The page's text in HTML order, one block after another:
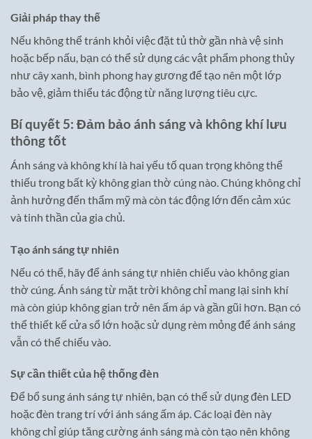
Giải pháp thay thế
Nếu không thể tránh khỏi việc đặt tủ thờ gần nhà vệ sinh
hoặc bếp nấu, bạn có thể sử dụng các vật phẩm phong thủy
như cây xanh, bình phong hay gương để tạo nên một lớp
bảo vệ, giảm thiểu tác động từ năng lượng tiêu cực.
Bí quyết 5: Đảm bảo ánh sáng và không khí lưu
thông tốt
Ánh sáng và không khí là hai yếu tố quan trọng không thể
thiếu trong bất kỳ không gian thờ cúng nào. Chúng không chỉ
ảnh hưởng đến thẩm mỹ mà còn tác động lớn đến cảm xúc
và tinh thần của gia chủ.
Tạo ánh sáng tự nhiên
Nếu có thể, hãy để ánh sáng tự nhiên chiếu vào không gian
thờ cúng. Ánh sáng từ mặt trời không chỉ mang lại sinh khí
mà còn giúp không gian trở nên ấm áp và gần gũi hơn. Bạn có
thể thiết kế cửa sổ lớn hoặc sử dụng rèm mỏng để ánh sáng
vẫn có thể chiếu vào.
Sự cần thiết của hệ thống đèn
Để bổ sung ánh sáng tự nhiên, bạn có thể sử dụng đèn LED
hoặc đèn trang trí với ánh sáng ấm áp. Các loại đèn này
không chỉ giúp tăng cường ánh sáng mà còn tạo nên không